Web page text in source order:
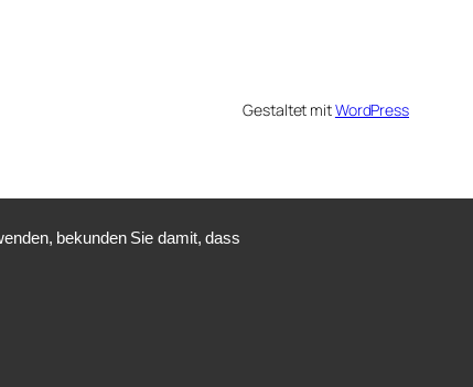
Gestaltet mitWordPress
bekunden Sie damit, dass